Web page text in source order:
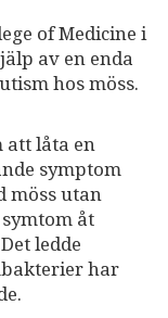
of Medicine i
av en enda
hos möss.
att låta en
symptom
möss utan
åt
ledde
har